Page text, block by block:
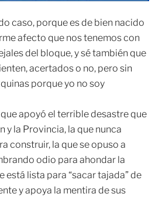
caso, porque es de bien nacido
afecto que nos tenemos con
del bloque, y sé también que
acertados o no, pero sin
porque yo no soy
apoyó el terrible desastre que
y la Provincia, la que nunca
construir, la que se opuso a
odio para ahondar la
está lista para “sacar tajada” de
y apoya la mentira de sus